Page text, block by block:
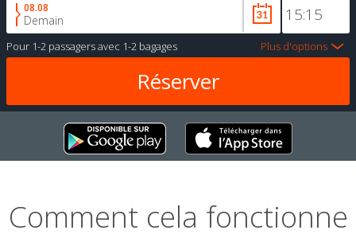
08.08
Demain
Pour 1-2 passagersavec 1-2 bagages Plus d'options
Comment cela fonctionne